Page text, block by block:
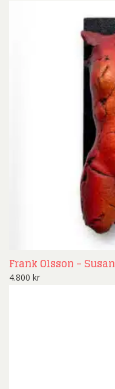
Frank Olsson – Susan
4.800 kr